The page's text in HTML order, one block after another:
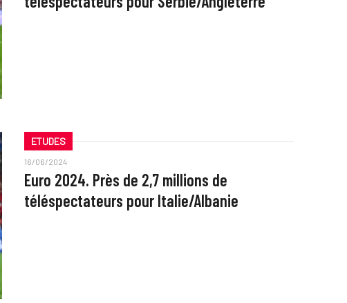
ETUDES
16/06/2024
Euro 2024. Près de 2,7 millions de
téléspectateurs pour Italie/Albanie